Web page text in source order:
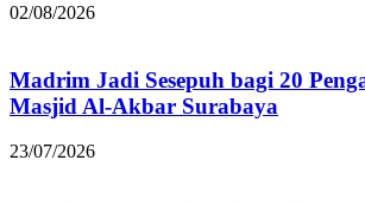
02/08/2026
Madrim Jadi Sesepuh bagi 20
Masjid Al-Akbar Surabaya
23/07/2026